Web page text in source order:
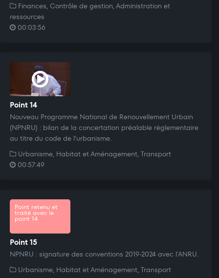
Finances, Contrôle de gestion, Administration et
ressources
00:03:56
Point 14
Nouveau Programme National de Renouvellement Urbain
(NPNRU) : bilan de la concertation préalable règlementaire
au titre du code de l’urbanisme.
Urbanisme, Habitat et Aménagement, Transport
00:57:49
Point retenu et
traité avec le
point 14
Point 15
NPNRU : signature des conventions 2019-2024 avec l'ANRU.
Urbanisme, Habitat et Aménagement, Transport